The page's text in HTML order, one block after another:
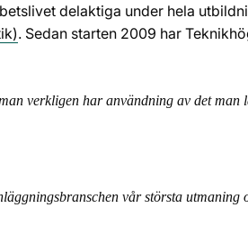
delaktiga under hela
. Sedan starten 2009 har
verkligen har användning av det man
vår största utmaning